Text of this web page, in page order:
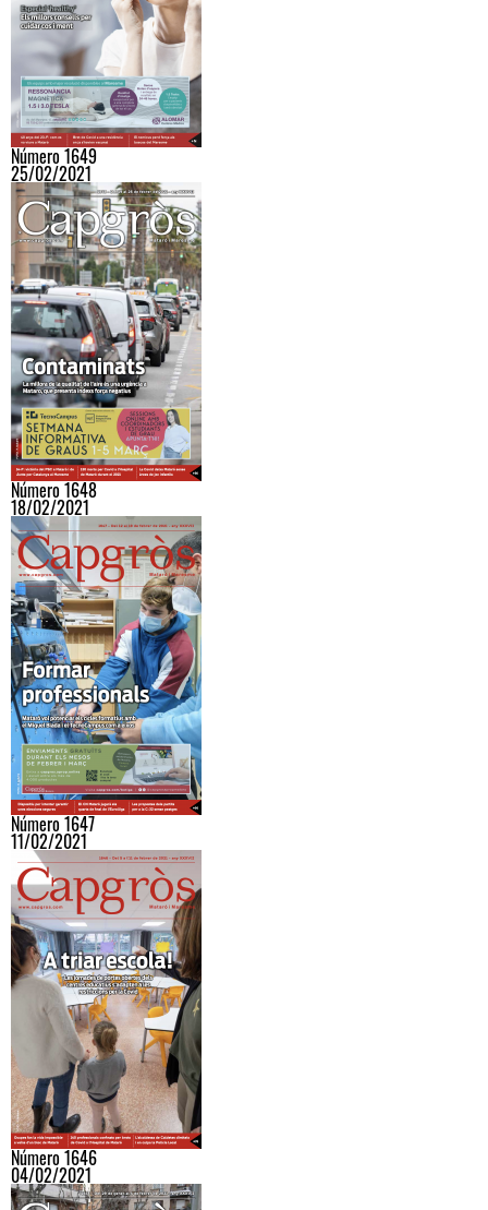
Número 1649
25/02/2021
Número 1648
18/02/2021
Número 1647
11/02/2021
Número 1646
04/02/2021